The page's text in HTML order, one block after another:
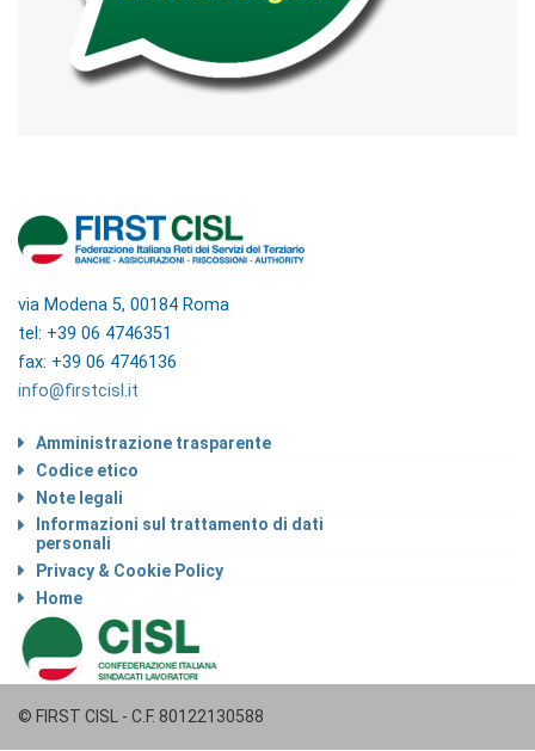
via Modena 5, 00184 Roma
tel: +39 06 4746351
fax: +39 06 4746136
info@firstcisl.it
Amministrazione trasparente
Codice etico
Note legali
Informazioni sul trattamento di dati
personali
Privacy & Cookie Policy
Home
© FIRST CISL - C.F. 80122130588